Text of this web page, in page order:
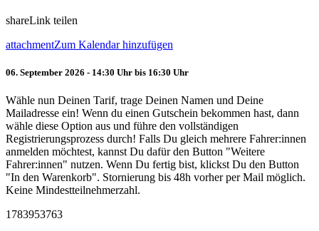
shareLink teilen
attachmentZum Kalendar hinzufügen
06. September 2026 - 14:30 Uhr bis 16:30 Uhr
Wähle nun Deinen Tarif, trage Deinen Namen und Deine
Mailadresse ein! Wenn du einen Gutschein bekommen hast, dann
wähle diese Option aus und führe den vollständigen
Registrierungsprozess durch! Falls Du gleich mehrere Fahrer:innen
anmelden möchtest, kannst Du dafür den Button "Weitere
Fahrer:innen" nutzen. Wenn Du fertig bist, klickst Du den Button
"In den Warenkorb". Stornierung bis 48h vorher per Mail möglich.
Keine Mindestteilnehmerzahl.
1783953763